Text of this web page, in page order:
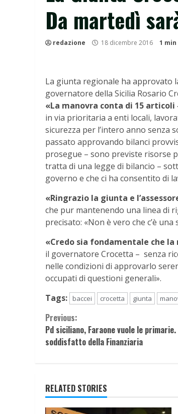
Da martedì
redazione 18 dicembre 2016 1
La giunta regionale ha approvato
governatore della Sicilia Rosario
«La manovra conta di 15
in via prioritaria a enti locali,
sicurezza per l’intero anno senza
passato approvando bilanci
prosegue – sono previste risorse
tratta di una legge di bilancio –
governo e che ci ha consentito di
«Ringrazio la giunta e
che pur mantenendo una linea di
precisato: «Non è vero che c’è
«Credo sia fondamentale che
il governatore Crocetta – senza
nelle condizioni di approvarlo
occupati di questioni generali».
Tags:
baccei crocetta giunta
Continue
Reading
Previous:
Pd siciliano, Faraone vuole le
soddisfatto della Finanziaria
RELATED STORIES